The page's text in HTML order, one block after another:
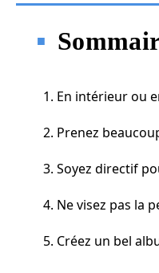
1. En intérieur ou
2. Prenez
3. Soyez directif
4. Ne visez pas la
5. Créez un bel